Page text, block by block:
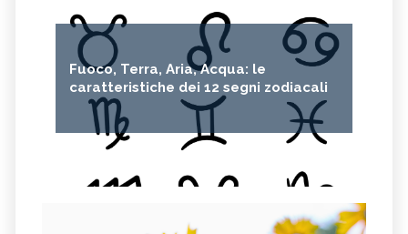
Fuoco, Terra, Aria, Acqua: le
caratteristiche dei 12 segni zodiacali